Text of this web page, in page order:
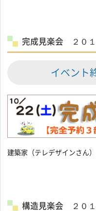
完成見楽会 ２０
イベント
建築家（テレデザインさん
構造見楽会 ２０１